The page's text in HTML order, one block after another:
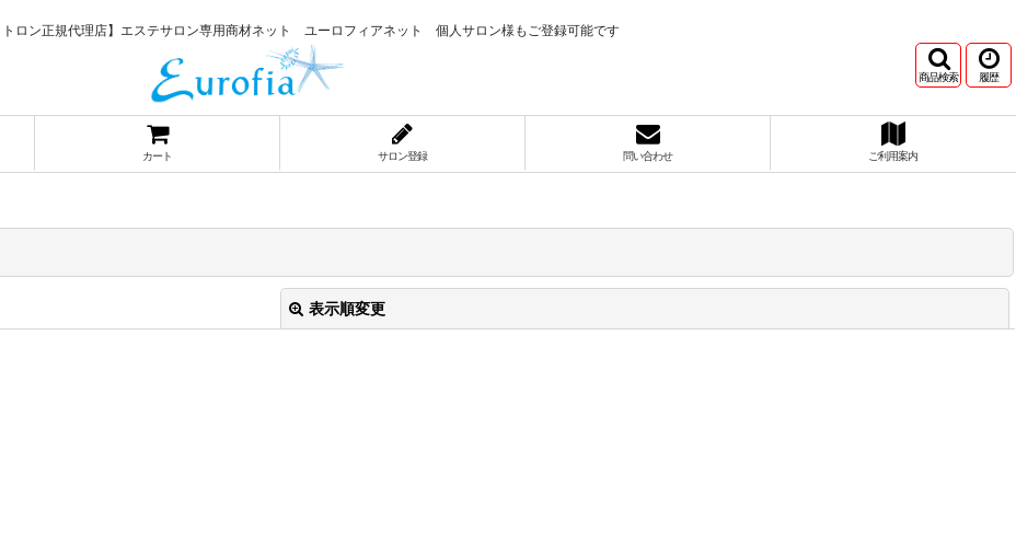
トロン正規代理店】エステサロン専用商材ネット ユーロフィアネット 個人サロン様もご登録可能です
商品検索 履歴
カート サロン登録 問い合わせ ご利用案内
表示順変更